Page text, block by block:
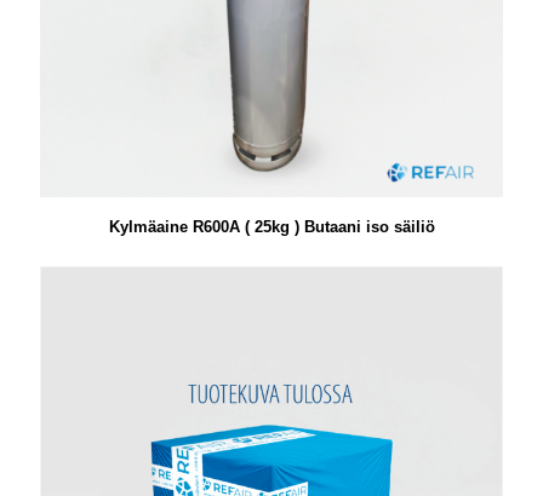
Kylmäaine R600A ( 25kg ) Butaani iso säiliö